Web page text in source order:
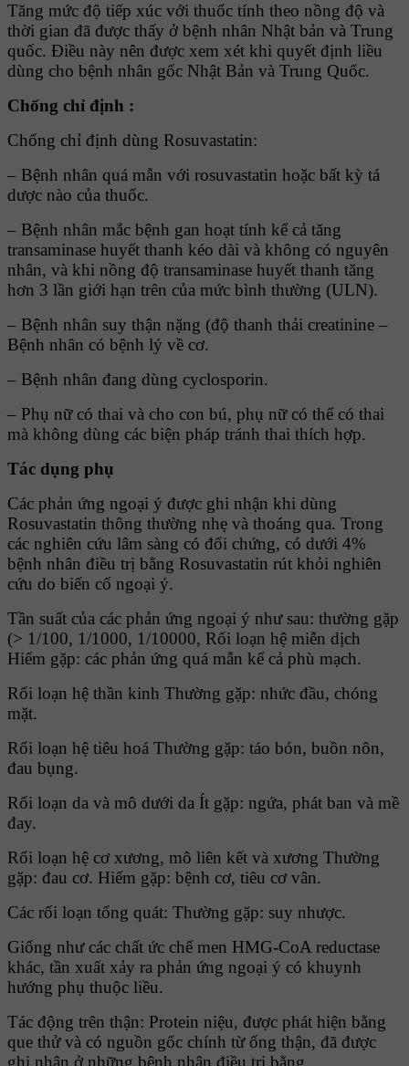
Tăng mức độ tiếp xúc với thuốc tính theo nồng độ và
thời gian đã được thấy ở bệnh nhân Nhật bản và Trung
quốc. Ðiều này nên được xem xét khi quyết định liều
dùng cho bệnh nhân gốc Nhật Bản và Trung Quốc.
Chống chỉ định :
Chống chỉ định dùng Rosuvastatin:
– Bệnh nhân quá mẫn với rosuvastatin hoặc bất kỳ tá
dược nào của thuốc.
– Bệnh nhân mắc bệnh gan hoạt tính kể cả tăng
transaminase huyết thanh kéo dài và không có nguyên
nhân, và khi nồng độ transaminase huyết thanh tăng
hơn 3 lần giới hạn trên của mức bình thường (ULN).
– Bệnh nhân suy thận nặng (độ thanh thải creatinine –
Bệnh nhân có bệnh lý về cơ.
– Bệnh nhân đang dùng cyclosporin.
– Phụ nữ có thai và cho con bú, phụ nữ có thể có thai
mà không dùng các biện pháp tránh thai thích hợp.
Tác dụng phụ
Các phản ứng ngoại ý được ghi nhận khi dùng
Rosuvastatin thông thường nhẹ và thoáng qua. Trong
các nghiên cứu lâm sàng có đối chứng, có dưới 4%
bệnh nhân điều trị bằng Rosuvastatin rút khỏi nghiên
cứu do biến cố ngoại ý.
Tần suất của các phản ứng ngoại ý như sau: thường gặp
(> 1/100, 1/1000, 1/10000, Rối loạn hệ miễn dịch
Hiếm gặp: các phản ứng quá mẫn kể cả phù mạch.
Rối loạn hệ thần kinh Thường gặp: nhức đầu, chóng
mặt.
Rối loạn hệ tiêu hoá Thường gặp: táo bón, buồn nôn,
đau bụng.
Rối loạn da và mô dưới da Ít gặp: ngứa, phát ban và mề
đay.
Rối loạn hệ cơ xương, mô liên kết và xương Thường
gặp: đau cơ. Hiếm gặp: bệnh cơ, tiêu cơ vân.
Các rối loạn tổng quát: Thường gặp: suy nhược.
Giống như các chất ức chế men HMG-CoA reductase
khác, tần xuất xảy ra phản ứng ngoại ý có khuynh
hướng phụ thuộc liều.
Tác động trên thận: Protein niệu, được phát hiện bằng
que thử và có nguồn gốc chính từ ống thận, đã được
ghi nhận ở những bệnh nhân điều trị bằng